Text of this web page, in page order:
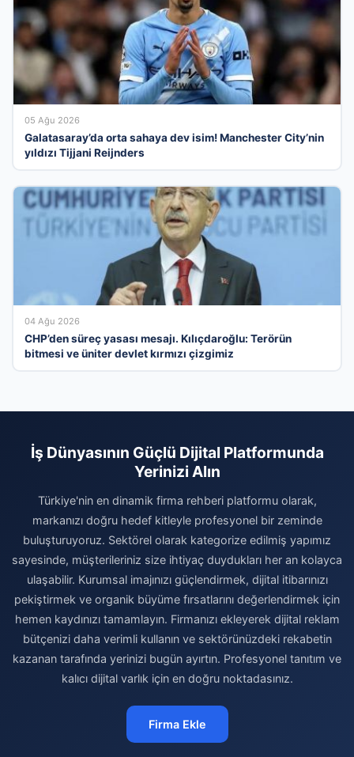
05 Ağu 2026
Galatasaray’da orta sahaya dev isim! Manchester City’nin
yıldızı Tijjani Reijnders
04 Ağu 2026
CHP’den süreç yasası mesajı. Kılıçdaroğlu: Terörün
bitmesi ve üniter devlet kırmızı çizgimiz
İş Dünyasının Güçlü Dijital Platformunda
Yerinizi Alın
Türkiye'nin en dinamik firma rehberi platformu olarak,
markanızı doğru hedef kitleyle profesyonel bir zeminde
buluşturuyoruz. Sektörel olarak kategorize edilmiş yapımız
sayesinde, müşterileriniz size ihtiyaç duydukları her an kolayca
ulaşabilir. Kurumsal imajınızı güçlendirmek, dijital itibarınızı
pekiştirmek ve organik büyüme fırsatlarını değerlendirmek için
hemen kaydınızı tamamlayın. Firmanızı ekleyerek dijital reklam
bütçenizi daha verimli kullanın ve sektörünüzdeki rekabetin
kazanan tarafında yerinizi bugün ayırtın. Profesyonel tanıtım ve
kalıcı dijital varlık için en doğru noktadasınız.
Firma Ekle